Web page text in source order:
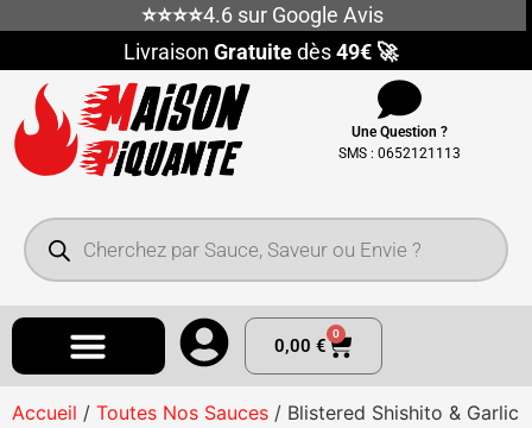
⭐⭐⭐⭐4.6 sur Google Avis
Livraison Gratuitedès49€ 🚀
Une Question ?
SMS : 0652121113
0,00 €
0
Accueil / Toutes Nos Sauces / Blistered Shishito & Garlic